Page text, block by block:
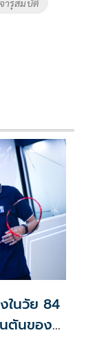
ารุสมบัติ
ในวัย 84
ตันของ